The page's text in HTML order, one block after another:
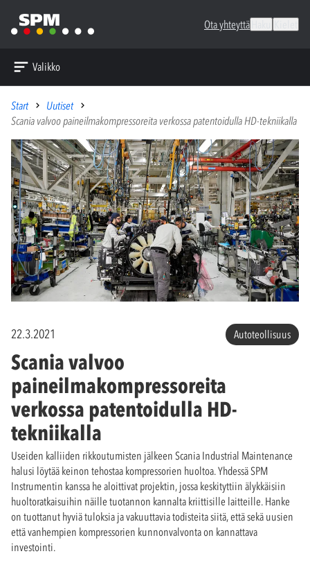
Ota yhteyttä
Valikko
Start
Uutiset
Scania valvoo paineilmakompressoreita verkossa patentoidulla HD-tekniikalla
22.3.2021 Autoteollisuus
Scania valvoo
paineilmakompressoreita
verkossa patentoidulla HD-
tekniikalla
Useiden kalliiden rikkoutumisten jälkeen Scania Industrial Maintenance
halusi löytää keinon tehostaa kompressorien huoltoa. Yhdessä SPM
Instrumentin kanssa he aloittivat projektin, jossa keskityttiin älykkäisiin
huoltoratkaisuihin näille tuotannon kannalta kriittisille laitteille. Hanke
on tuottanut hyviä tuloksia ja vakuuttavia todisteita siitä, että sekä uusien
että vanhempien kompressorien kunnonvalvonta on kannattava
investointi.